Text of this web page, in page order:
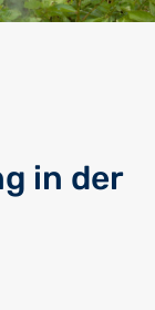
in der